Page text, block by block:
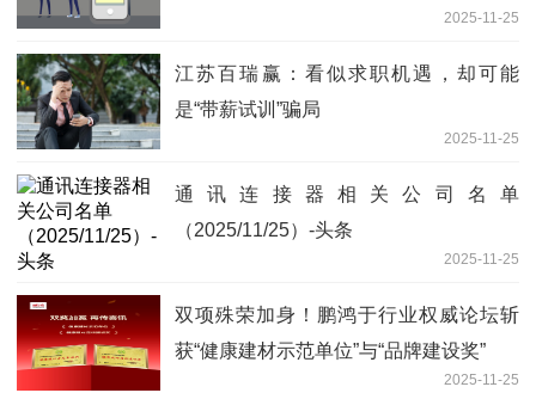
2025-11-25
江苏百瑞赢：看似求职机遇，却可能
是“带薪试训”骗局
2025-11-25
通讯连接器相关公司名单
（2025/11/25）-头条
2025-11-25
双项殊荣加身！鹏鸿于行业权威论坛斩
获“健康建材示范单位”与“品牌建设奖”
2025-11-25